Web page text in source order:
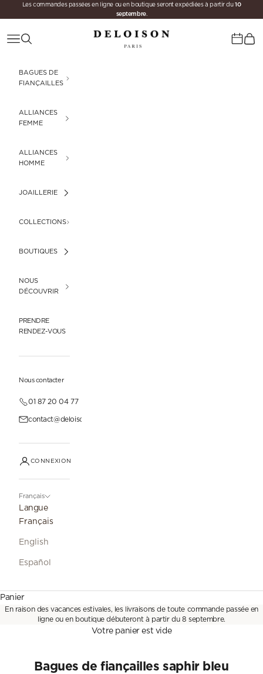
Passer au contenu
Les commandes passées en ligne ou en boutique seront expédiées à partir du10
septembre.
Deloison Paris
MenuRecherche
BAGUES DE
FIANÇAILLES
ALLIANCES
FEMME
ALLIANCES
HOMME
JOAILLERIE
COLLECTIONS
BOUTIQUES
NOUS
DÉCOUVRIR
PRENDRE
RENDEZ-VOUS
Nous contacter
01 87 20 04 77
contact@deloisonparis.com
CONNEXION
Français
Langue
Français
English
Español
Panier
En raison des vacances estivales, les livraisons de toute commande passée en
ligne ou en boutique débuteront à partir du 8 septembre.
Votre panier est vide
Bagues de fiançailles saphir bleu